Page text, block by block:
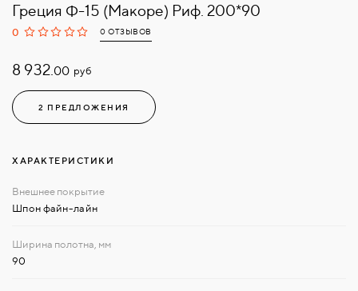
Греция Ф-15 (Макоре) Риф. 200*90
0 0 ОТЗЫВОВ
8 932.00 руб
2 ПРЕДЛОЖЕНИЯ
ХАРАКТЕРИСТИКИ
Шпон файн-лайн
90